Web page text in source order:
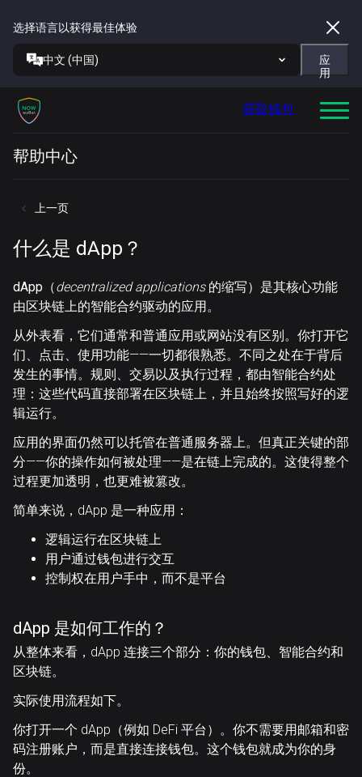
选择语言以获得最佳体验
中文 (中国)
应
用
获取钱包
帮助中心
上一页
什么是 dApp？
dApp （decentralized applications的缩写）是其核心功能
由区块链上的智能合约驱动的应用。
从外表看，它们通常和普通应用或网站没有区别。你打开它
们、点击、使用功能——一切都很熟悉。不同之处在于背后
发生的事情。规则、交易以及执行过程，都由智能合约处
理：这些代码直接部署在区块链上，并且始终按照写好的逻
辑运行。
应用的界面仍然可以托管在普通服务器上。但真正关键的部
分——你的操作如何被处理——是在链上完成的。这使得整个
过程更加透明，也更难被篡改。
简单来说，dApp 是一种应用：
逻辑运行在区块链上
用户通过钱包进行交互
控制权在用户手中，而不是平台
dApp 是如何工作的？
从整体来看，dApp 连接三个部分：你的钱包、智能合约和
区块链。
实际使用流程如下。
你打开一个 dApp（例如 DeFi 平台）。你不需要用邮箱和密
码注册账户，而是直接连接钱包。这个钱包就成为你的身
份。